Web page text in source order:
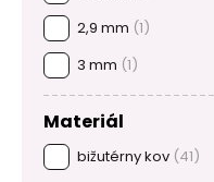
2,9 mm (1)
3 mm (1)
Materiál
bižutérny kov (41)